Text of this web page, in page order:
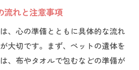
流れと注意事項
、心の準備とともに具体的な流れ
大切です。まず、ペットの遺体を
、布やタオルで包むなどの準備が